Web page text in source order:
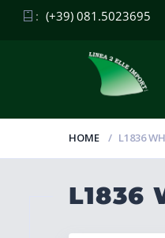
: (+39) 081.5023695
HOME L1836
L1836